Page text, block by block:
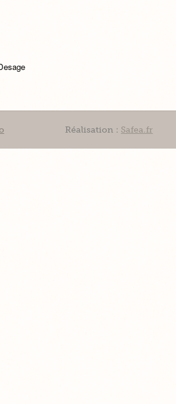
Réalisation : Safea.fr